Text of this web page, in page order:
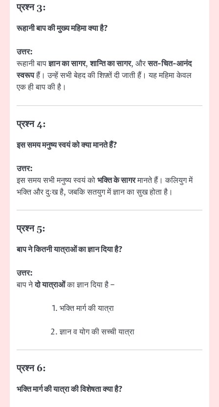
प्रश्न 3:
रूहानी बाप की मुख्य महिमा क्या है?
उत्तर:
रूहानी बापज्ञान का सागर,शान्ति का सागर, औरसत-चित-आनंद
स्वरूपहैं। उन्हें सभी बेहद की शिफ़्तें दी जाती हैं। यह महिमा केवल
एक ही बाप की है।
प्रश्न 4:
इस समय मनुष्य स्वयं को क्या मानते हैं?
उत्तर:
इस समय सभी मनुष्य स्वयं कोभक्ति के सागरमानते हैं। कलियुग में
भक्ति और दुःख है, जबकि सतयुग में ज्ञान का सुख होता है।
प्रश्न 5:
बाप ने कितनी यात्राओं का ज्ञान दिया है?
उत्तर:
बाप नेदो यात्राओंका ज्ञान दिया है –
भक्ति मार्ग की यात्रा
ज्ञान व योग की सच्ची यात्रा
प्रश्न 6:
भक्ति मार्ग की यात्रा की विशेषता क्या है?